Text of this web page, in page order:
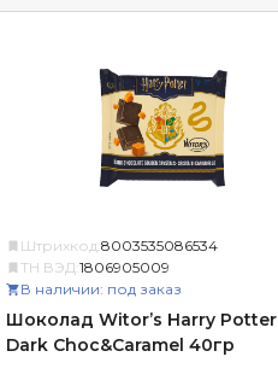
Штрихкод: 8003535086534
ТН ВЭД: 1806905009
В наличии: под заказ
Шоколад Witor’s Harry Potter
Dark Choc&Caramel 40гр